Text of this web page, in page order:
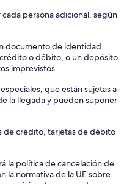
persona adicional, según
documento de identidad
o débito, o un depósito
imprevistos.
que están sujetas a
la llegada y pueden suponer
de crédito, tarjetas de débito
la política de cancelación de
la normativa de la UE sobre